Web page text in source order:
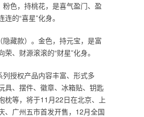
粉色，持桃花，是喜气盈门、盈
的“喜星”化身。
隐藏款）。金色，持元宝，是富
、财源滚滚的“财星”化身。
列授权产品内容丰富、形式多
具、摆件、徽章、冰箱贴、钥匙
枕等，将于11月22日在北京、上
、广州五市首发开售，12月全国